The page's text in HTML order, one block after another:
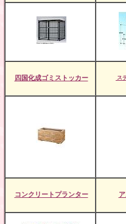
四国化成ゴミストッカー ス
コンクリートプランター